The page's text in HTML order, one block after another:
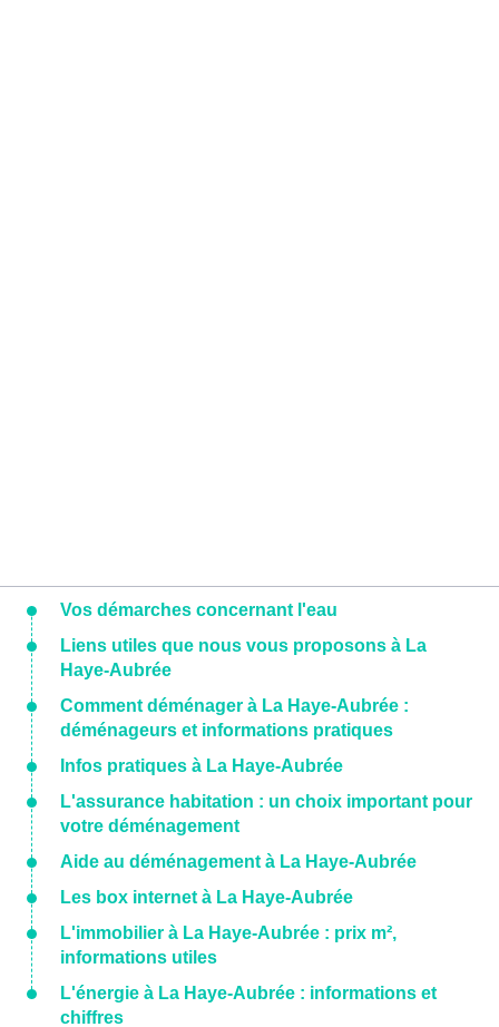
Vos démarches concernant l'eau
Liens utiles que nous vous proposons à La
Haye-Aubrée
Comment déménager à La Haye-Aubrée :
déménageurs et informations pratiques
Infos pratiques à La Haye-Aubrée
L'assurance habitation : un choix important pour
votre déménagement
Aide au déménagement à La Haye-Aubrée
Les box internet à La Haye-Aubrée
L'immobilier à La Haye-Aubrée : prix m²,
informations utiles
L'énergie à La Haye-Aubrée : informations et
chiffres